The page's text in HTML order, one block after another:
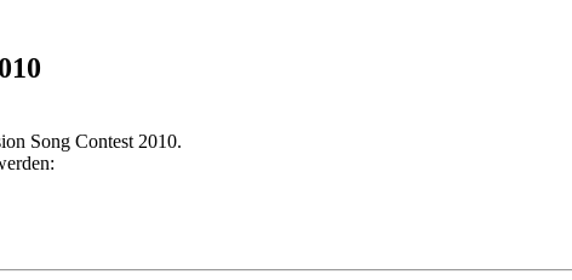
Song Contest 2010.